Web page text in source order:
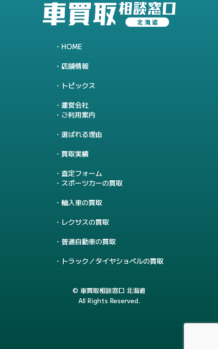
HOME
店舗情報
トピックス
運営会社
ご利用案内
選ばれる理由
買取実績
査定フォーム
スポーツカーの買取
輸入車の買取
レクサスの買取
普通自動車の買取
トラック／タイヤショベルの買取
© 車買取相談窓口 北海道
All Rights Reserved.